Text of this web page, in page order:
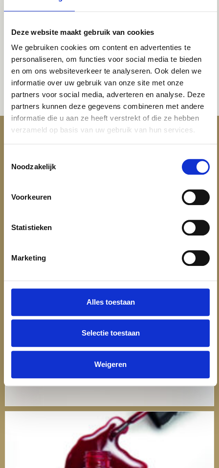
Deze website maakt gebruik van cookies
We gebruiken cookies om content en advertenties te
personaliseren, om functies voor social media te bieden
en om ons websiteverkeer te analyseren. Ook delen we
informatie over uw gebruik van onze site met onze
partners voor social media, adverteren en analyse. Deze
partners kunnen deze gegevens combineren met andere
informatie die u aan ze heeft verstrekt of die ze hebben
verzameld op basis van uw gebruik van hun services.
Noodzakelijk
Voorkeuren
Statistieken
Marketing
Alles toestaan
Selectie toestaan
Weigeren
balsem, voetpoeder, cooling sprays, nagel tinctuur.
Teveel om op te noemen. Laat uw voeten in de
watten leggen met deze producten. Ze werken
verzorgend, helend, hydraterend en ze geven een
gevoel van weldaad.